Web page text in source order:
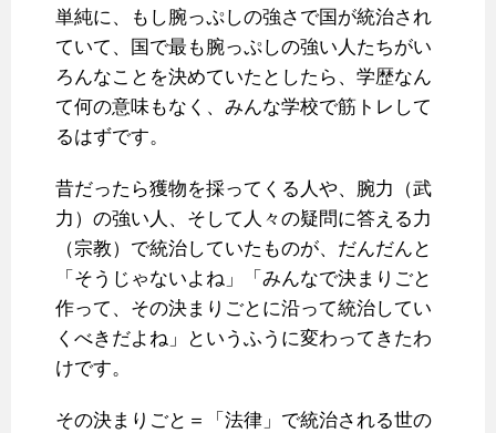
単純に、もし腕っぷしの強さで国が統治され
ていて、国で最も腕っぷしの強い人たちがい
ろんなことを決めていたとしたら、学歴なん
て何の意味もなく、みんな学校で筋トレして
るはずです。
昔だったら獲物を採ってくる人や、腕力（武
力）の強い人、そして人々の疑問に答える力
（宗教）で統治していたものが、だんだんと
「そうじゃないよね」「みんなで決まりごと
作って、その決まりごとに沿って統治してい
くべきだよね」というふうに変わってきたわ
けです。
その決まりごと＝「法律」で統治される世の